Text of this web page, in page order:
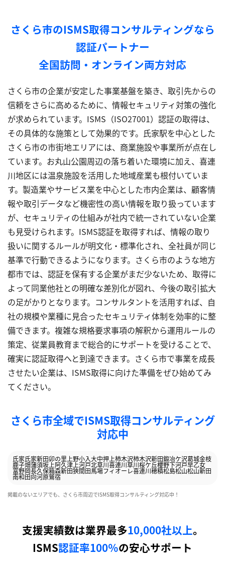
さくら市のISMS取得コンサルティングなら
認証パートナー
全国訪問・オンライン両方対応
さくら市の企業が安定した事業基盤を築き、取引先からの
信頼をさらに高めるために、情報セキュリティ対策の強化
が求められています。ISMS（ISO27001）認証の取得は、
その具体的な施策として効果的です。氏家駅を中心とした
さくら市の市街地エリアには、商業施設や事業所が点在し
ています。お丸山公園周辺の落ち着いた環境に加え、喜連
川地区には温泉施設を活用した地域産業も根付いていま
す。製造業やサービス業を中心とした市内企業は、顧客情
報や取引データなど機密性の高い情報を取り扱っています
が、セキュリティの仕組みが社内で統一されていない企業
も見受けられます。ISMS認証を取得すれば、情報の取り
扱いに関するルールが明文化・標準化され、全社員が同じ
基準で行動できるようになります。さくら市のような地方
都市では、認証を保有する企業がまだ少ないため、取得に
よって同業他社との明確な差別化が図れ、今後の取引拡大
の足がかりとなります。コンサルタントを活用すれば、自
社の規模や業種に見合ったセキュリティ体制を効率的に整
備できます。複雑な規格要求事項の解釈から運用ルールの
策定、従業員教育まで総合的にサポートを受けることで、
確実に認証取得へと到達できます。さくら市で事業を成長
させたい企業は、ISMS取得に向けた準備をぜひ始めてみ
てください。
さくら市全域でISMS取得コンサルティング
対応中
氏家氏家新田卯の里 上野小入大中押上柿木沢柿木沢新田鍛冶ケ沢葛城金枝
鹿子畑蒲須坂上阿久津上河戸北草川喜連川草川桜ケ丘櫻野下河戸早乙女
富野岡長久保箱森新田狹間田馬場フィオーレ喜連川穂積松島松山松山新田
南和田向河原鷲宿
掲載のないエリアでも、さくら市周辺でISMS取得コンサルティング対応中！
支援実績数は業界最多10,000社以上。
ISMS認証率100％の安心サポート